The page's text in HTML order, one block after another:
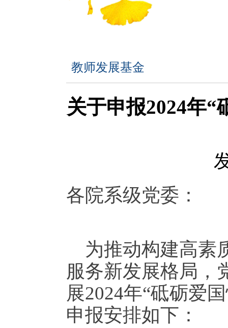
教师发展基金
关于申报2024年
各院系级党委：
为推动构建高素
服务新发展格局，
展2024年“砥砺爱
申报安排如下：